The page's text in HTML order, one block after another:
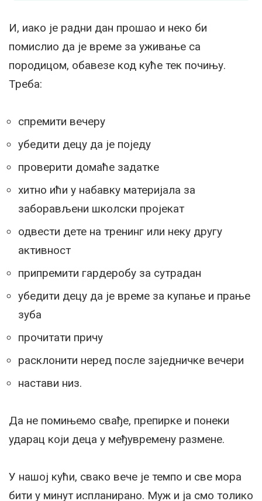
И, иако је радни дан прошао и неко би
помислио да је време за уживање са
породицом, обавезе код куће тек почињу.
Треба:
спремити вечеру
убедити децу да је поједу
проверити домаће задатке
хитно ићи у набавку материјала за
заборављени школски пројекат
одвести дете на тренинг или неку другу
активност
припремити гардеробу за сутрадан
убедити децу да је време за купање и прање
зуба
прочитати причу
расклонити неред после заједничке вечери
настави низ.
Да не помињемо свађе, препирке и понеки
ударац који деца у међувремену размене.
У нашој кући, свако вече је темпо и све мора
бити у минут испланирано. Муж и ја смо толико